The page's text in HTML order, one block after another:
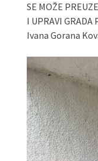
SE MOŽE
I UPRAVI GRADA
Ivana Gorana